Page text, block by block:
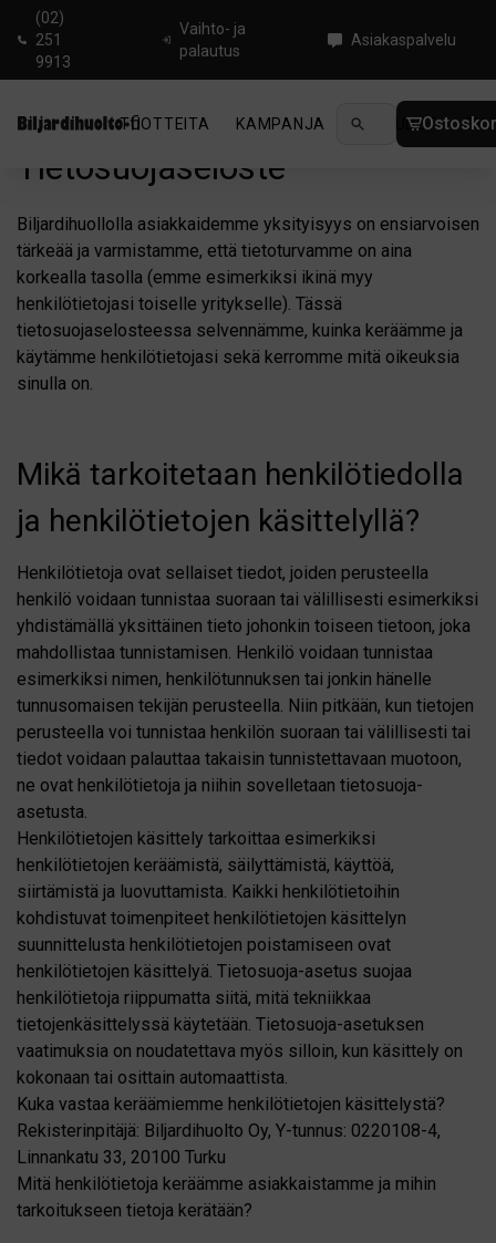
(02)
251
9913
Vaihto- ja
palautus
Asiakaspalvelu
TUOTTEITA KAMPANJA UUTUUDET
Tietosuojaseloste
Biljardihuollolla asiakkaidemme yksityisyys on ensiarvoisen
tärkeää ja varmistamme, että tietoturvamme on aina
korkealla tasolla (emme esimerkiksi ikinä myy
henkilötietojasi toiselle yritykselle). Tässä
tietosuojaselosteessa selvennämme, kuinka keräämme ja
käytämme henkilötietojasi sekä kerromme mitä oikeuksia
sinulla on.
Mikä tarkoitetaan henkilötiedolla
ja henkilötietojen käsittelyllä?
Henkilötietoja ovat sellaiset tiedot, joiden perusteella
henkilö voidaan tunnistaa suoraan tai välillisesti esimerkiksi
yhdistämällä yksittäinen tieto johonkin toiseen tietoon, joka
mahdollistaa tunnistamisen. Henkilö voidaan tunnistaa
esimerkiksi nimen, henkilötunnuksen tai jonkin hänelle
tunnusomaisen tekijän perusteella. Niin pitkään, kun tietojen
perusteella voi tunnistaa henkilön suoraan tai välillisesti tai
tiedot voidaan palauttaa takaisin tunnistettavaan muotoon,
ne ovat henkilötietoja ja niihin sovelletaan tietosuoja-
asetusta.
Henkilötietojen käsittely tarkoittaa esimerkiksi
henkilötietojen keräämistä, säilyttämistä, käyttöä,
siirtämistä ja luovuttamista. Kaikki henkilötietoihin
kohdistuvat toimenpiteet henkilötietojen käsittelyn
suunnittelusta henkilötietojen poistamiseen ovat
henkilötietojen käsittelyä. Tietosuoja-asetus suojaa
henkilötietoja riippumatta siitä, mitä tekniikkaa
tietojenkäsittelyssä käytetään. Tietosuoja-asetuksen
vaatimuksia on noudatettava myös silloin, kun käsittely on
kokonaan tai osittain automaattista.
Kuka vastaa keräämiemme henkilötietojen käsittelystä?
Rekisterinpitäjä: Biljardihuolto Oy, Y-tunnus: 0220108-4,
Linnankatu 33, 20100 Turku
Mitä henkilötietoja keräämme asiakkaistamme ja mihin
tarkoitukseen tietoja kerätään?